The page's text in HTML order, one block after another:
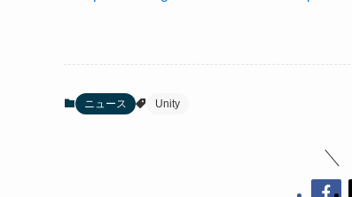
ニュース Unity